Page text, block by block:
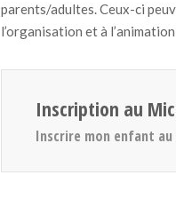
parents/adultes. Ceux-ci
l’organisation et à
Inscription au
Inscrire mon enfant au